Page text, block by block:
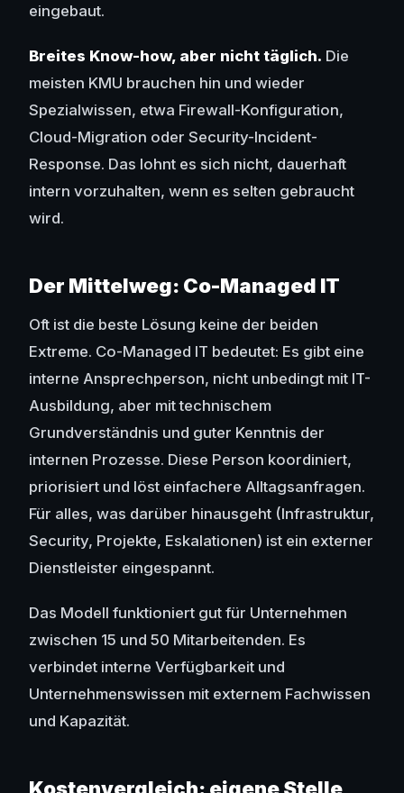
eingebaut.
Breites Know-how, aber nicht täglich. Die
meisten KMU brauchen hin und wieder
Spezialwissen, etwa Firewall-Konfiguration,
Cloud-Migration oder Security-Incident-
Response. Das lohnt es sich nicht, dauerhaft
intern vorzuhalten, wenn es selten gebraucht
wird.
Der Mittelweg: Co-Managed IT
Oft ist die beste Lösung keine der beiden
Extreme. Co-Managed IT bedeutet: Es gibt eine
interne Ansprechperson, nicht unbedingt mit IT-
Ausbildung, aber mit technischem
Grundverständnis und guter Kenntnis der
internen Prozesse. Diese Person koordiniert,
priorisiert und löst einfachere Alltagsanfragen.
Für alles, was darüber hinausgeht (Infrastruktur,
Security, Projekte, Eskalationen) ist ein externer
Dienstleister eingespannt.
Das Modell funktioniert gut für Unternehmen
zwischen 15 und 50 Mitarbeitenden. Es
verbindet interne Verfügbarkeit und
Unternehmenswissen mit externem Fachwissen
und Kapazität.
Kostenvergleich: eigene Stelle